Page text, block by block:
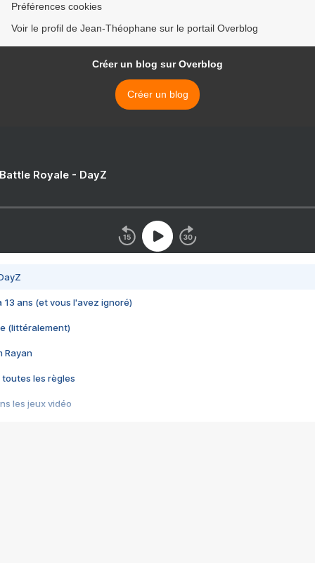
Préférences cookies
Voir le profil de Jean-Théophane sur le portail Overblog
Créer un blog sur Overblog
Créer un blog
Royale - DayZ
13 ans (et vous l'avez ignoré)
(littéralement)
Rayan
toutes les règles
les jeux vidéo